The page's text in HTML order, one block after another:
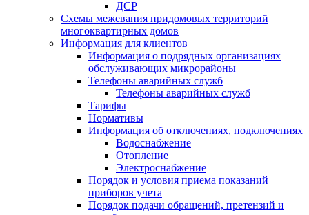
ДСР
Схемы межевания придомовых территорий
многоквартирных домов
Информация для клиентов
Информация о подрядных организациях
обслуживающих микрорайоны
Телефоны аварийных служб
Телефоны аварийных служб
Тарифы
Нормативы
Информация об отключениях, подключениях
Водоснабжение
Отопление
Электроснабжение
Порядок и условия приема показаний
приборов учета
Порядок подачи обращений, претензий и